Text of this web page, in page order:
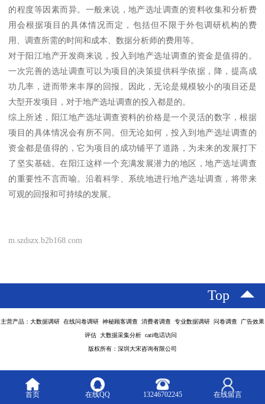
的程度等因素而异。一般来说，地产选址调查的资料收集和分析费
用会根据项目的具体情况而定，包括但不限于外包调研机构的费
用、调查所需的时间和成本、数据分析师的费用等。
对于阳江地产开发商来说，投入到地产选址调查的资金是值得的。
一次完善的选址调查可以为项目的决策提供科学依据，降，提高成
功几率，进而带来丰厚的回报。因此，无论是规模较小的项目还是
大型开发项目，对于地产选址调查的投入都是的。
综上所述，阳江地产选址调查资料的价格是一个灵活的数字，根据
项目的具体情况会有所不同。但无论如何，投入到地产选址调查的
资金都是值得的，它为项目的成功铺平了道路，为未来的发展打下
了坚实基础。在阳江这样一个充满发展潜力的地区，地产选址调查
的重要性不言而喻。沿着科学、系统地进行地产选址调查，将带来
可观的回报和可持续的发展。
m.szdszx.b2b168.com
Top
主营产品：大数据调研 在线问卷调研 神秘顾客调查 消费者调查 专业数据调研 问卷调查 广告效果
评估 大数据采集分析 cati电话访问
版权所有：深圳大宋咨询有限公司
首页 在线QQ 13246702245 在线留言